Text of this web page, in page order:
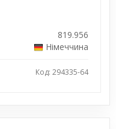
819.956
Німеччина
Код: 294335-64